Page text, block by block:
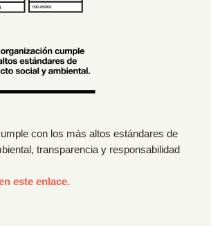
con los más altos estándares de
transparencia y responsabilidad
este enlace.